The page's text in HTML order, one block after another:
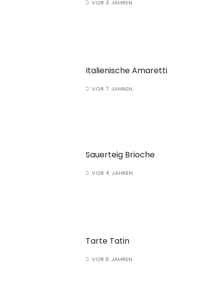
VOR 3 JAHREN
Italienische Amaretti
VOR 7 JAHREN
Sauerteig Brioche
VOR 4 JAHREN
Tarte Tatin
VOR 6 JAHREN